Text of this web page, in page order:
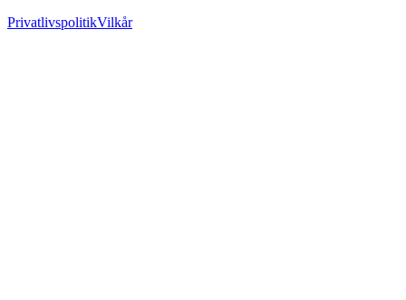
PrivatlivspolitikVilkår